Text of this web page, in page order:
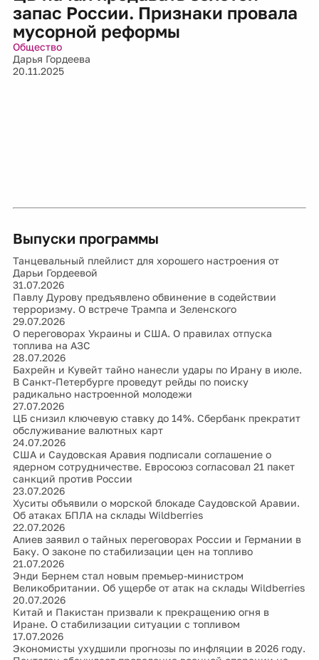
запас России. Признаки провала
мусорной реформы
Общество
Дарья Гордеева
20.11.2025
Выпуски программы
Танцевальный плейлист для хорошего настроения от
Дарьи Гордеевой
31.07.2026
Павлу Дурову предъявлено обвинение в содействии
терроризму. О встрече Трампа и Зеленского
29.07.2026
О переговорах Украины и США. О правилах отпуска
топлива на АЗС
28.07.2026
Бахрейн и Кувейт тайно нанесли удары по Ирану в июле.
В Санкт-Петербурге проведут рейды по поиску
радикально настроенной молодежи
27.07.2026
ЦБ снизил ключевую ставку до 14%. Сбербанк прекратит
обслуживание валютных карт
24.07.2026
США и Саудовская Аравия подписали соглашение о
ядерном сотрудничестве. Евросоюз согласовал 21 пакет
санкций против России
23.07.2026
Хуситы объявили о морской блокаде Саудовской Аравии.
Об атаках БПЛА на склады Wildberries
22.07.2026
Алиев заявил о тайных переговорах России и Германии в
Баку. О законе по стабилизации цен на топливо
21.07.2026
Энди Бернем стал новым премьер-министром
Великобритании. Об ущербе от атак на склады Wildberries
20.07.2026
Китай и Пакистан призвали к прекращению огня в
Иране. О стабилизации ситуации с топливом
17.07.2026
Экономисты ухудшили прогнозы по инфляции в 2026 году.